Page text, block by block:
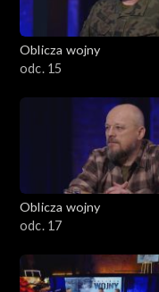
Oblicza wojny
odc. 15
Oblicza wojny
odc. 17